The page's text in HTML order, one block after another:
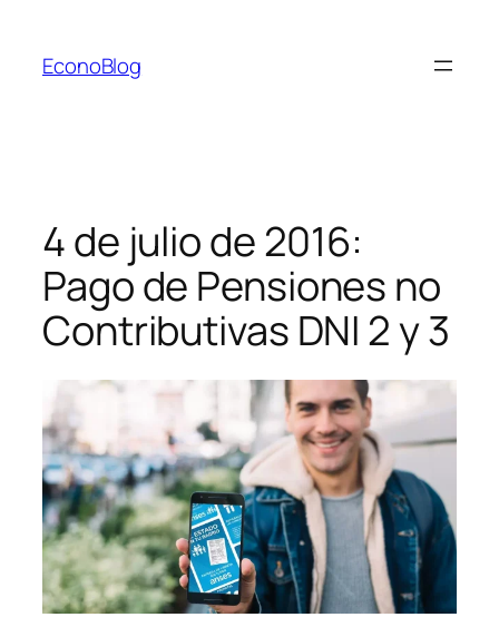
contenido
EconoBlog
4 de julio de 2016:
Pago de Pensiones no
Contributivas DNI 2 y 3